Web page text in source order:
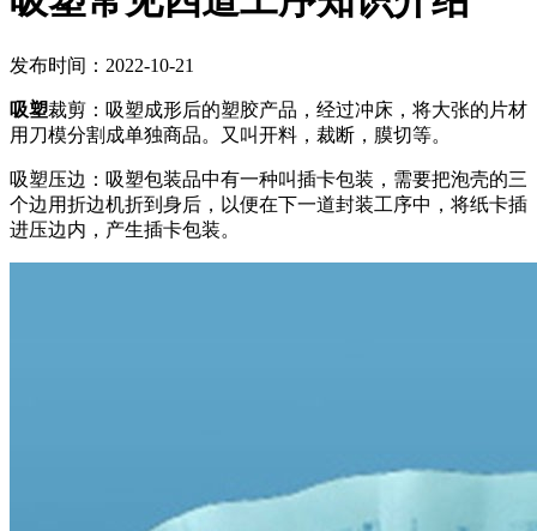
发布时间：2022-10-21
吸塑裁剪：吸塑成形后的塑胶产品，经过冲床，将大张的片材
用刀模分割成单独商品。又叫开料，裁断，膜切等。
吸塑压边：吸塑包装品中有一种叫插卡包装，需要把泡壳的三
个边用折边机折到身后，以便在下一道封装工序中，将纸卡插
进压边内，产生插卡包装。